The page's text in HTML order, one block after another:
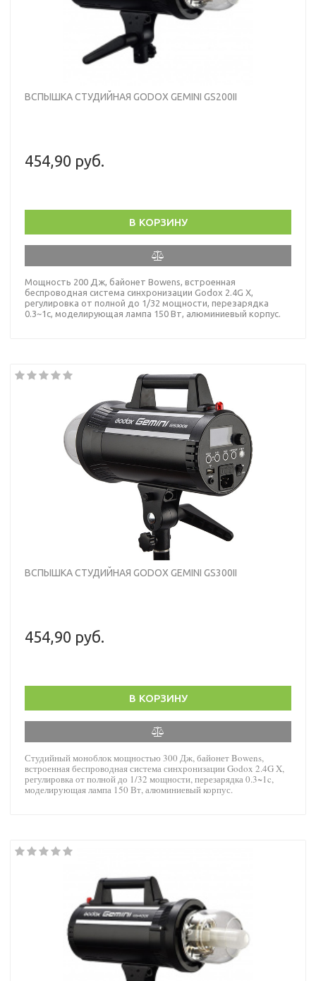
ВСПЫШКА СТУДИЙНАЯ GODOX GEMINI GS200II
454,90 руб.
В КОРЗИНУ
Мощность 200 Дж, байонет Bowens, встроенная
беспроводная система синхронизации Godox 2.4G X,
регулировка от полной до 1/32 мощности, перезарядка
0.3~1c, моделирующая лампа 150 Вт, алюминиевый корпус.
ВСПЫШКА СТУДИЙНАЯ GODOX GEMINI GS300II
454,90 руб.
В КОРЗИНУ
Студийный моноблок мощностью 300 Дж, байонет Bowens,
встроенная беспроводная система синхронизации Godox 2.4G X,
регулировка от полной до 1/32 мощности, перезарядка 0.3~1c,
моделирующая лампа 150 Вт, алюминиевый корпус.